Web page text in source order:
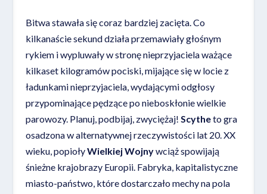
Bitwa stawała się coraz bardziej zacięta. Co
kilkanaście sekund działa przemawiały głośnym
rykiem i wypluwały w stronę nieprzyjaciela ważące
kilkaset kilogramów pociski, mijające się w locie z
ładunkami nieprzyjaciela, wydającymi odgłosy
przypominające pędzące po nieboskłonie wielkie
parowozy. Planuj, podbijaj, zwyciężaj! Scytheto gra
osadzona w alternatywnej rzeczywistości lat 20. XX
wieku, popiołyWielkiej Wojnywciąż spowijają
śnieżne krajobrazy Europii. Fabryka, kapitalistyczne
miasto-państwo, które dostarczało mechy na pola